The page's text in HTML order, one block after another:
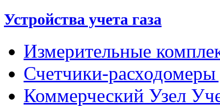
Устройства учета газа
Измерительные
Счетчики-расходомеры
Коммерческий Узел